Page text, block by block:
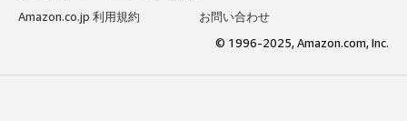
Amazon.co.jp 利用規約
お問い合わせ
© 1996-2025, Amazon.com, Inc.